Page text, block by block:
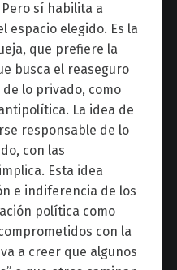
sí habilita a
espacio elegido. Es la
que prefiere la
busca el reaseguro
lo privado, como
La idea de
responsable de lo
con las
Esta idea
e indiferencia de los
política como
con la
a creer que algunos